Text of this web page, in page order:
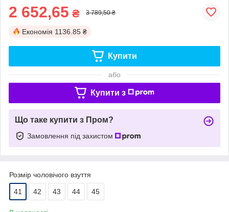
2 652,65 ₴ 3 789,50 ₴
Економія 1136.85 ₴
Купити
або
Купити з
Що таке купити з Пром?
Замовлення під захистом
Розмір чоловічого взуття
41 42 43 44 45